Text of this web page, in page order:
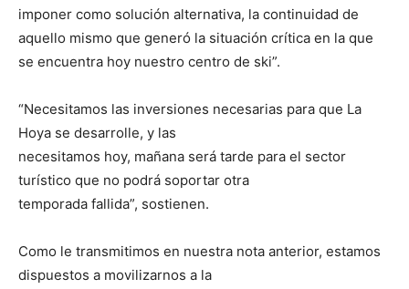
imponer como solución alternativa, la continuidad de
aquello mismo que generó la situación crítica en la que
se encuentra hoy nuestro centro de ski”.
“Necesitamos las inversiones necesarias para que La
Hoya se desarrolle, y las
necesitamos hoy, mañana será tarde para el sector
turístico que no podrá soportar otra
temporada fallida”, sostienen.
Como le transmitimos en nuestra nota anterior, estamos
dispuestos a movilizarnos a la